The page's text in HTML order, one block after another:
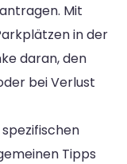
Mit
in der
daran, den
bei Verlust
Tipps